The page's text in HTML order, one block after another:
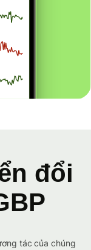
đổi
tác của chúng